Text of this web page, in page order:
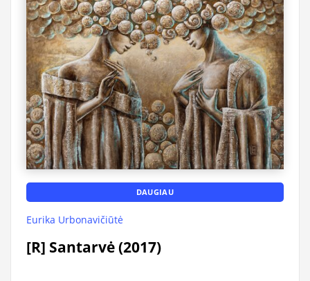
DAUGIAU
Eurika Urbonavičiūtė
[R] Santarvė (2017)